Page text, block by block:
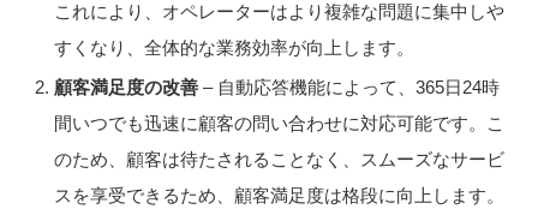
これにより、オペレーターはより複雑な問題に集中しや
すくなり、全体的な業務効率が向上します。
顧客満足度の改善 – 自動応答機能によって、365日24時
間いつでも迅速に顧客の問い合わせに対応可能です。こ
のため、顧客は待たされることなく、スムーズなサービ
スを享受できるため、顧客満足度は格段に向上します。